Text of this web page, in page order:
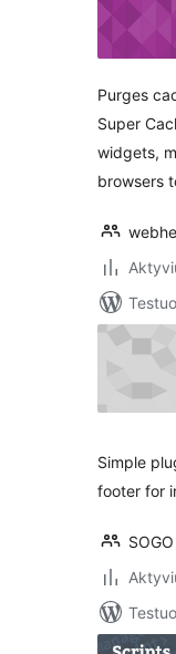
Purges
Super
widgets,
browsers
Simple
footer for
SOGO